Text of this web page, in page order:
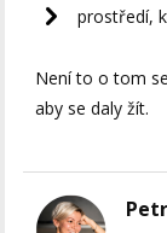
prostředí,
Není to o tom
aby se daly žít.